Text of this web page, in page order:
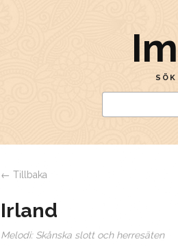
← Tillbaka
Irland
Melodi: Skånska slott och herresäten